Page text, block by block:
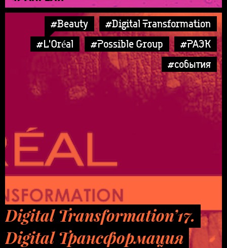
#Beauty
#Digital Transformation
#L'Oréal
#Possible Group
#РАЭК
#события
Digital Transformation’17.
Digital Трансформация